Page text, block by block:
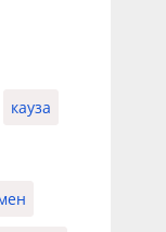
кауза